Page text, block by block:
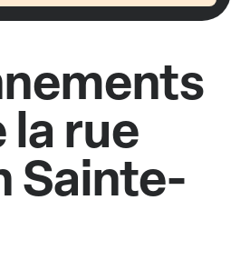
la rue
Sainte-